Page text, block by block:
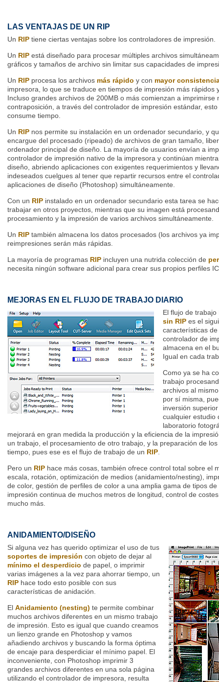
LAS VENTAJAS DE UN RIP
Un RIP tiene ciertas ventajas sobre los controladores de impresión.
Un RIP está diseñado para procesar múltiples archivos
gráficos y tamaños de archivo sin limitar sus capacidades de
Un RIP procesa los archivos más rápido y con mayor
impresora, lo que se traduce en tiempos de impresión más rápidos
Incluso grandes archivos de 200MB o más comienzan a imprimirse
contraposición, a través del controlador de impresión estándar,
consume tiempo.
Un RIP nos permite su instalación en un ordenador secundario, y
encargue del procesado (ripeado) de archivos de gran tamaño,
ordenador principal de diseño. La mayoría de usuarios envían a
controlador de impresión nativo de la impresora y continúan
diseño, abriendo aplicaciones con exigentes requerimientos y
indeseados cuelgues al tener que repartir recursos entre el
aplicaciones de diseño (Photoshop) simultáneamente.
Con un RIP instalado en un ordenador secundario esta tarea se
trabajar en otros proyectos, mientras que su imagen está
procesamiento y la impresión de varios archivos simultáneamente.
Un RIP también almacena los datos procesados (los archivos ya
reimpresiones serán más rápidas.
La mayoría de programas RIP incluyen una nutrida colección de
necesita ningún software adicional para crear sus propios perfiles
MEJORAS EN EL FLUJO DE TRABAJO DIARIO
El flujo de
sin RIPes el
características
controlador de
almacena en el
Igual en cada
Como ya se ha
trabajo
archivos al
por sí misma,
inversión
cualquier estudio
laboratorio
mejorará en gran medida la producción y la eficiencia de la
un trabajo, el procesamiento de otro trabajo, y la preparación de
tiempo, pues ese es el flujo de trabajo de un RIP.
Pero un RIP hace más cosas, también ofrece control total sobre el
escala, rotación, optimización de medios (anidamiento/nesting),
de color, gestión de perfiles de color a una amplia gama de tipos
impresión continua de muchos metros de longitud, control de
mucho más.
ANIDAMIENTO/DISEÑO
Si alguna vez has querido optimizar el uso de tus
soportes de impresión con objeto de dejar al
mínimo el desperdicio de papel, o imprimir
varias imágenes a la vez para ahorrar tiempo, un
RIP hace todo esto posible con sus
características de anidación.
El Anidamiento (nesting) te permite combinar
muchos archivos diferentes en un mismo trabajo
de impresión. Esto es igual que cuando creamos
un lienzo grande en Photoshop y vamos
añadiendo archivos y buscando la forma óptima
de encaje para desperdiciar el mínimo papel. El
inconveniente, con Photoshop imprimir 3
grandes archivos diferentes en una sola página
utilizando el controlador de impresora, resulta